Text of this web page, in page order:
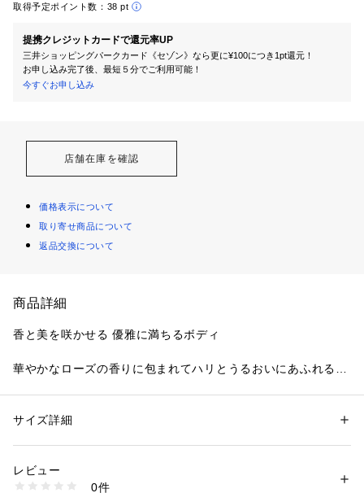
取得予定ポイント数： 38 pt
提携クレジットカードで還元率UP
三井ショッピングパークカード《セゾン》なら更に¥100につき1pt還元！
お申し込み完了後、最短５分でご利用可能！
今すぐお申し込み
店舗在庫を確認
価格表示について
取り寄せ商品について
返品交換について
商品詳細
香と美を咲かせる 優雅に満ちるボディ
華やかなローズの香りに包まれてハリとうるおいにあふれる美
われるイングリッシュ・ローズの中でも特に香り高い品種のひ
フレグランスに仕立てました。
ローズ由来の美容成分を始め、たっぷり配合された美容成分が
性別：レディース
商品番号：
43998 （ショップ）
サイズ詳細
レビュー
0件